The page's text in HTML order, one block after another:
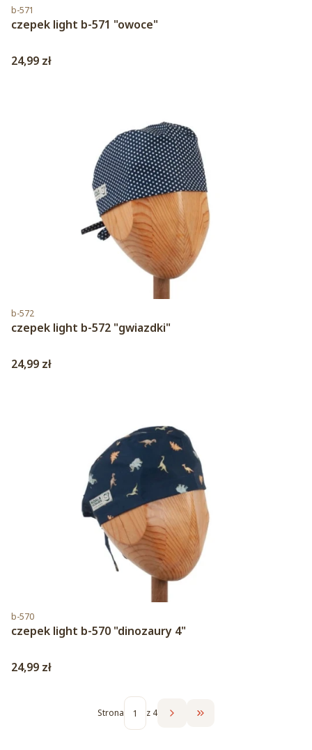
Kod produktu
b-571
czepek light b-571 "owoce"
Cena
24,99 zł
Kod produktu
b-572
czepek light b-572 "gwiazdki"
Cena
24,99 zł
Kod produktu
b-570
czepek light b-570 "dinozaury 4"
Cena
24,99 zł
Strona z 4 Przejdź do ostatniej